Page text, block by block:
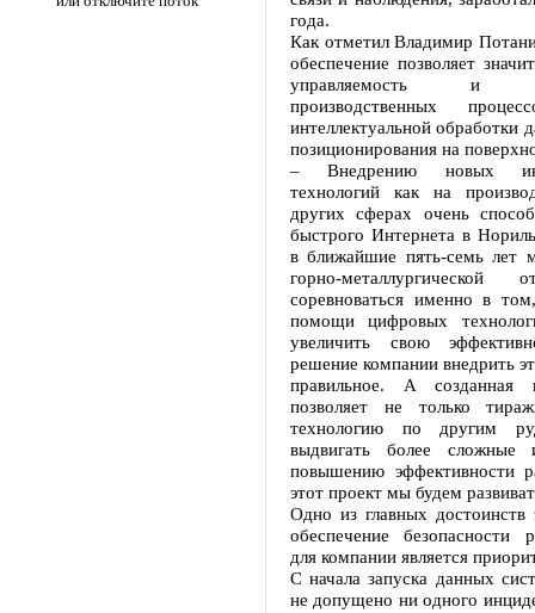
года.
Как отметил Владимир
обеспечение позволяет
управляемость и
производственных
интеллектуальной обработки
позиционирования на
– Внедрению новых
технологий как на
других сферах очень
быстрого Интернета в
в ближайшие пять-семь лет
горно-металлургической
соревноваться именно в
помощи цифровых
увеличить свою
решение компании внедрить
правильное. А созданная
позволяет не только
технологию по другим
выдвигать более сложные
повышению эффективности
этот проект мы будем
Одно из главных
обеспечение безопасности
для компании является
С начала запуска данных
не допущено ни одного